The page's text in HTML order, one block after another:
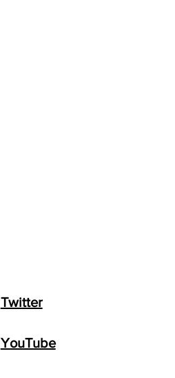
Twitter
YouTube